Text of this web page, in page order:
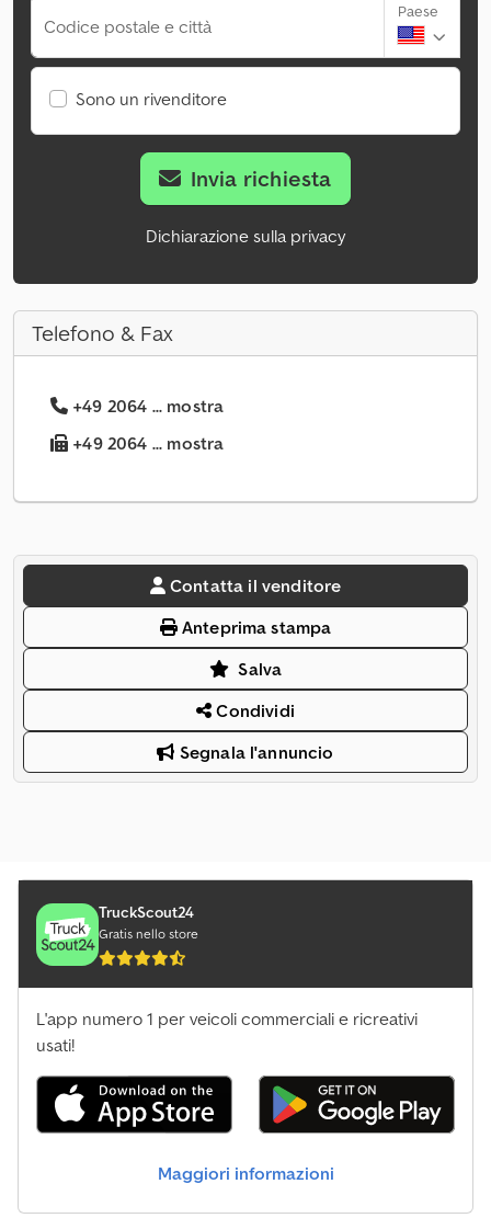
Codice postale e città
Paese
Sono un rivenditore
Invia richiesta
Dichiarazione sulla privacy
Telefono & Fax
+49 2064 ... mostra
+49 2064 ... mostra
Contatta il venditore
Anteprima stampa
Salva
Condividi
Segnala l'annuncio
TruckScout24
Gratis nello store
L'app numero 1 per veicoli commerciali e ricreativi
usati!
Maggiori informazioni